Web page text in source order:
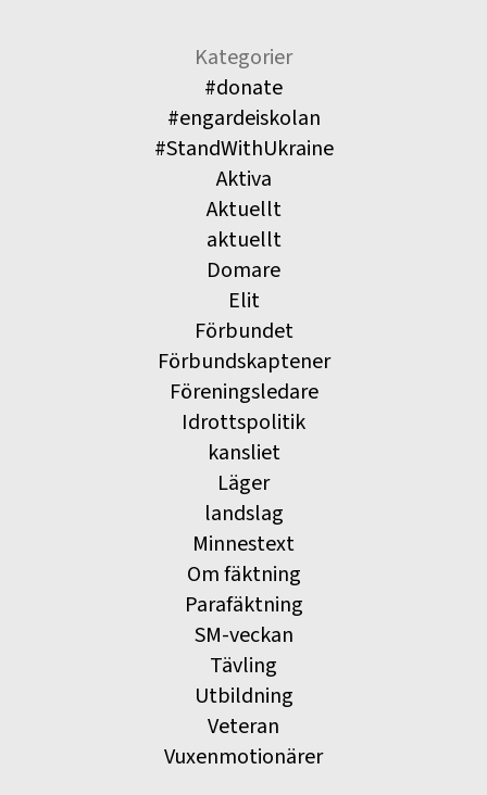
Kategorier
#donate
#engardeiskolan
#StandWithUkraine
Aktiva
Aktuellt
aktuellt
Domare
Elit
Förbundet
Förbundskaptener
Föreningsledare
Idrottspolitik
kansliet
Läger
landslag
Minnestext
Om fäktning
Parafäktning
SM-veckan
Tävling
Utbildning
Veteran
Vuxenmotionärer